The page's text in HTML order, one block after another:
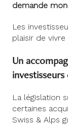
demande
Les
plaisir de
Un
La législation
certaines
Swiss & Alps